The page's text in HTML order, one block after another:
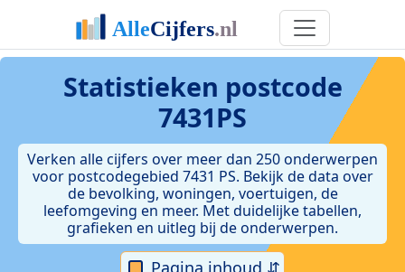
Statistieken postcode
7431PS
Verken alle cijfers over meer dan 250 onderwerpen
voor postcodegebied 7431 PS. Bekijk de data over
de bevolking, woningen, voertuigen, de
leefomgeving en meer. Met duidelijke tabellen,
grafieken en uitleg bij de onderwerpen.
Pagina inhoud ⇵